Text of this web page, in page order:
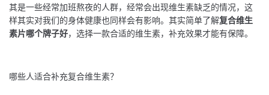
其是一些经常加班熬夜的人群，经常会出现维生素缺乏的情况，这
样其实对我们的身体健康也同样会有影响。其实简单了解复合维生
素片哪个牌子好，选择一款合适的维生素，补充效果才能有保障。
哪些人适合补充复合维生素？